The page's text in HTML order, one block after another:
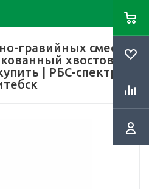
гравийных смесей,
хвостовик
| РБС-спектр